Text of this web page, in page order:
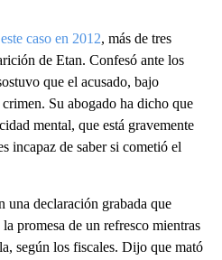
caso en 2012, más de tres
de Etan. Confesó ante los
que el acusado, bajo
Su abogado ha dicho que
mental, que está gravemente
incapaz de saber si cometió el
una declaración grabada que
promesa de un refresco mientras
según los fiscales. Dijo que mató